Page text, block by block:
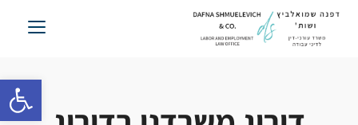
פתח
דלג